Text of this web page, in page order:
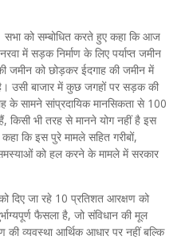
सभा को सम्बोधित करते हुए कहा कि आज
में सड़क निर्माण के लिए पर्याप्त जमीन
जमीन को छोड़कर ईदगाह की जमीन में
उसी बाजार में कुछ जगहों पर सड़क की
सामने सांप्रदायिक मानसिकता से 100
किसी भी तरह से मानने योग नहीं है इस
कि इस पुरे मामले सहित गरीबों,
को हल करने के मामले में सरकार
दिए जा रहे 10 प्रतिशत आरक्षण को
फैसला है, जो संविधान की मूल
की व्यवस्था आर्थिक आधार पर नहीं बल्कि